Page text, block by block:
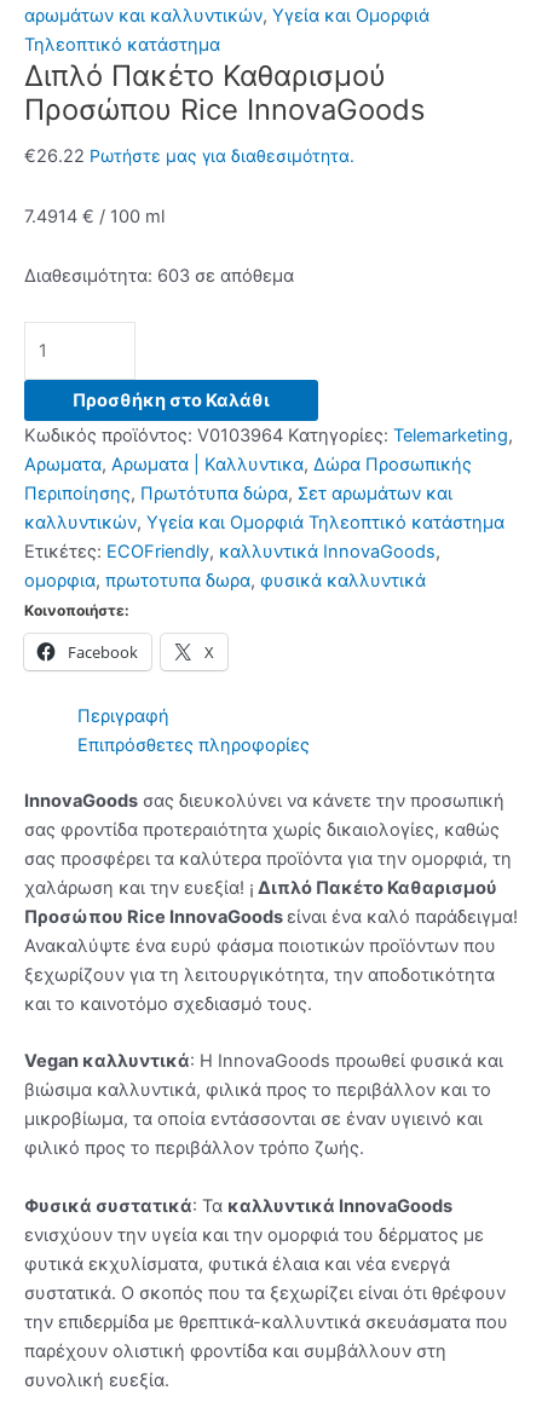
αρωμάτων και καλλυντικών, Υγεία και Ομορφιά
Τηλεοπτικό κατάστημα
Διπλό Πακέτο Καθαρισμού
Προσώπου Rice InnovaGoods
€26.22 Ρωτήστε μας για διαθεσιμότητα.
7.4914 € / 100 ml
Διαθεσιμότητα: 603 σε απόθεμα
Πακέτο
Καθαρισμού
Προσώπου
InnovaGoods
ποσότητα
Προσθήκη στο Καλάθι
Κωδικός προϊόντος: V0103964 Κατηγορίες: Telemarketing,
Αρωματα, Αρωματα | Καλλυντικα, Δώρα Προσωπικής
Περιποίησης, Πρωτότυπα δώρα, Σετ αρωμάτων και
καλλυντικών, Υγεία και Ομορφιά Τηλεοπτικό κατάστημα
Ετικέτες: ECOFriendly, καλλυντικά InnovaGoods,
ομορφια, πρωτοτυπα δωρα, φυσικά καλλυντικά
Κοινοποιήστε:
Facebook X
Περιγραφή
Επιπρόσθετες πληροφορίες
InnovaGoods σας διευκολύνει να κάνετε την προσωπική
σας φροντίδα προτεραιότητα χωρίς δικαιολογίες, καθώς
σας προσφέρει τα καλύτερα προϊόντα για την ομορφιά, τη
χαλάρωση και την ευεξία! ¡ Διπλό Πακέτο Καθαρισμού
Προσώπου Rice InnovaGoodsείναι ένα καλό παράδειγμα!
Ανακαλύψτε ένα ευρύ φάσμα ποιοτικών προϊόντων που
ξεχωρίζουν για τη λειτουργικότητα, την αποδοτικότητα
και το καινοτόμο σχεδιασμό τους.
Vegan καλλυντικά: Η InnovaGoods προωθεί φυσικά και
βιώσιμα καλλυντικά, φιλικά προς το περιβάλλον και το
μικροβίωμα, τα οποία εντάσσονται σε έναν υγιεινό και
φιλικό προς το περιβάλλον τρόπο ζωής.
Φυσικά συστατικά: Τα καλλυντικά InnovaGoods
ενισχύουν την υγεία και την ομορφιά του δέρματος με
φυτικά εκχυλίσματα, φυτικά έλαια και νέα ενεργά
συστατικά. Ο σκοπός που τα ξεχωρίζει είναι ότι θρέφουν
την επιδερμίδα με θρεπτικά-καλλυντικά σκευάσματα που
παρέχουν ολιστική φροντίδα και συμβάλλουν στη
συνολική ευεξία.